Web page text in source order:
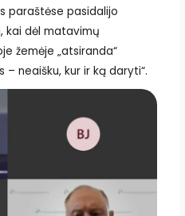
paraštėse pasidalijo
kai dėl matavimų
žemėje „atsiranda“
neaišku, kur ir ką daryti“.